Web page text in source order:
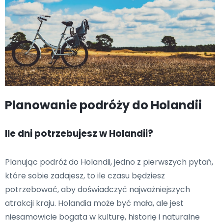
Planowanie podróży do Holandii
Ile dni potrzebujesz w Holandii?
Planując podróż do Holandii, jedno z pierwszych pytań,
które sobie zadajesz, to ile czasu będziesz
potrzebować, aby doświadczyć najważniejszych
atrakcji kraju. Holandia może być mała, ale jest
niesamowicie bogata w kulturę, historię i naturalne